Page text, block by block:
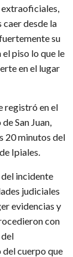
extraoficiales,
desde la
su
piso lo que le
en el lugar
registró en el
San Juan,
20 minutos del
Ipiales.
incidente
judiciales
evidencias y
con
cuerpo que